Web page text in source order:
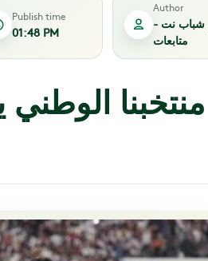
Publish time
01:48 PM
Author
شباب نت -
متابعات
منتخبنا الوطني